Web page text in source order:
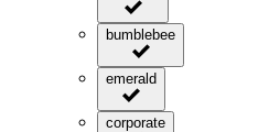
bumblebee
emerald
corporate